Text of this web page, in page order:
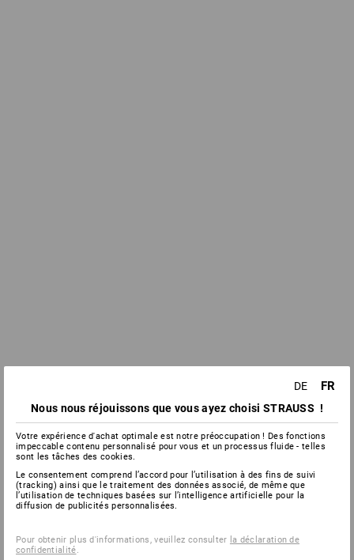
DE FR
Nous nous réjouissons que vous ayez choisi STRAUSS !
Votre expérience d'achat optimale est notre préoccupation ! Des fonctions
impeccable contenu personnalisé pour vous et un processus fluide - telles
sont les tâches des cookies.
Le consentement comprend l’accord pour l’utilisation à des fins de suivi
(tracking) ainsi que le traitement des données associé, de même que
l’utilisation de techniques basées sur l’intelligence artificielle pour la
diffusion de publicités personnalisées.
Pour obtenir plus d'informations, veuillez consulter la déclaration de
confidentialité